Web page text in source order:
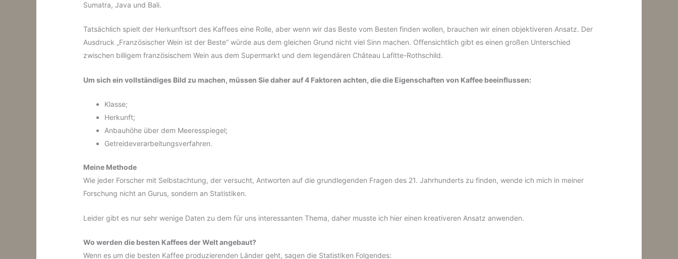
Sumatra, Java und Bali.
Tatsächlich spielt der Herkunftsort des Kaffees eine Rolle, aber wenn wir das Beste vom Besten finden wollen, brauchen wir einen objektiveren Ansatz. Der
Ausdruck „Französischer Wein ist der Beste“ würde aus dem gleichen Grund nicht viel Sinn machen. Offensichtlich gibt es einen großen Unterschied
zwischen billigem französischem Wein aus dem Supermarkt und dem legendären Château Lafitte-Rothschild.
Um sich ein vollständiges Bild zu machen, müssen Sie daher auf 4 Faktoren achten, die die Eigenschaften von Kaffee beeinflussen:
Klasse;
Herkunft;
Anbauhöhe über dem Meeresspiegel;
Getreideverarbeitungsverfahren.
Meine Methode
Wie jeder Forscher mit Selbstachtung, der versucht, Antworten auf die grundlegenden Fragen des 21. Jahrhunderts zu finden, wende ich mich in meiner
Forschung nicht an Gurus, sondern an Statistiken.
Leider gibt es nur sehr wenige Daten zu dem für uns interessanten Thema, daher musste ich hier einen kreativeren Ansatz anwenden.
Wo werden die besten Kaffees der Welt angebaut?
Wenn es um die besten Kaffee produzierenden Länder geht, sagen die Statistiken Folgendes: